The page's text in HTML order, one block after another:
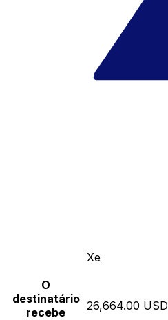
Xe
O
destinatário
recebe
26,664.00 USD